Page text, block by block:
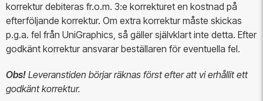
korrektur debiteras fr.o.m. 3:e korrekturet en kostnad på
efterföljande korrektur. Om extra korrektur måste skickas
p.g.a. fel från UniGraphics, så gäller självklart inte detta. Efter
godkänt korrektur ansvarar beställaren för eventuella fel.
Obs! Leveranstiden börjar räknas först efter att vi erhållit ett
godkänt korrektur.